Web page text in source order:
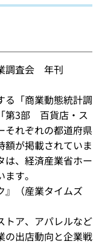
業調査会 年刊
る「商業動態統計調
第3部 百貨店・ス
それぞれの都道府県
額が掲載されていま
は、経済産業省ホー
す。
』（産業タイムズ
トア、アパレルなど
の出店動向と企業戦